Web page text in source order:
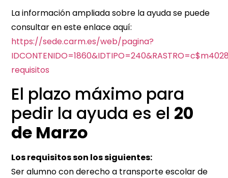
La información ampliada sobre la ayuda se puede
consultar en este enlace aquí:
https://sede.carm.es/web/pagina?
requisitos
El plazo máximo para
pedir la ayuda es el 20
de Marzo
Los requisitos son los siguientes:
Ser alumno con derecho a transporte escolar de